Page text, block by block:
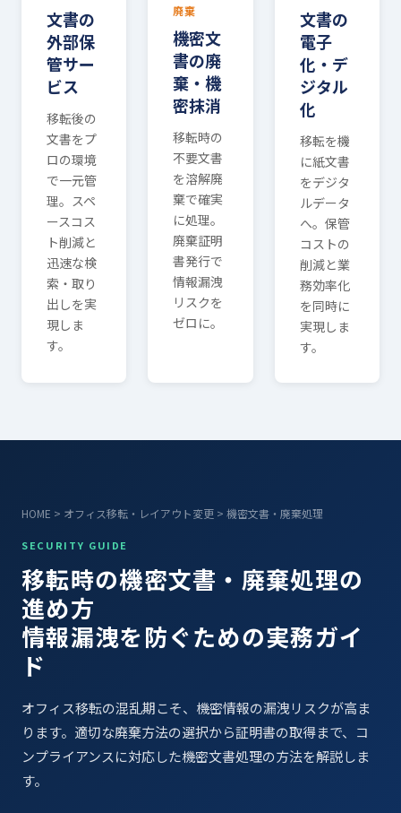
文書の
外部保
管サー
ビス
移転後の
文書をプ
ロの環境
で一元管
理。スペ
ースコス
ト削減と
迅速な検
索・取り
出しを実
現しま
す。
廃棄
機密文
書の廃
棄・機
密抹消
移転時の
不要文書
を溶解廃
棄で確実
に処理。
廃棄証明
書発行で
情報漏洩
リスクを
ゼロに。
文書の
電子
化・デ
ジタル
化
移転を機
に紙文書
をデジタ
ルデータ
へ。保管
コストの
削減と業
務効率化
を同時に
実現しま
す。
HOME > オフィス移転・レイアウト変更 > 機密文書・廃棄処理
SECURITY GUIDE
移転時の機密文書・廃棄処理の
進め方
情報漏洩を防ぐための実務ガイ
ド
オフィス移転の混乱期こそ、機密情報の漏洩リスクが高ま
ります。適切な廃棄方法の選択から証明書の取得まで、コ
ンプライアンスに対応した機密文書処理の方法を解説しま
す。